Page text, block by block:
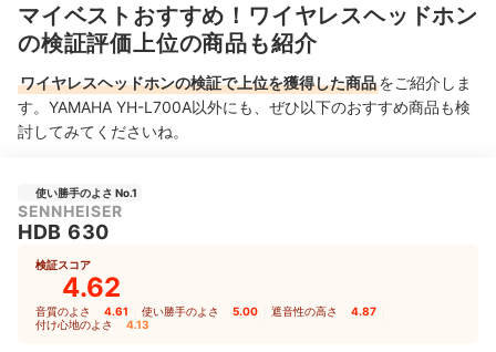
マイベストおすすめ！ワイヤレスヘッドホン
の検証評価上位の商品も紹介
ワイヤレスヘッドホンの検証で上位を獲得した商品をご紹介しま
す。YAMAHA YH-L700A以外にも、ぜひ以下のおすすめ商品も検
討してみてくださいね。
使い勝手のよさ No.1
SENNHEISER
HDB 630
検証スコア
4.62
音質のよさ 4.61 使い勝手のよさ 5.00 遮音性の高さ 4.87
付け心地のよさ 4.13